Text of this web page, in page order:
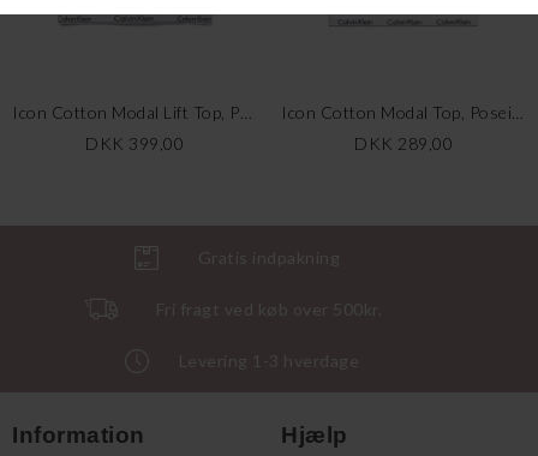
DKK 399,00
DKK 289,00
Gratis indpakning
Fri fragt ved køb over 500kr.
Levering 1-3 hverdage
Information Hjælp